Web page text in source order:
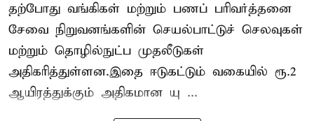
தற்போது வங்கிகள் மற்றும் பணப் பரிவர்த்தனை
சேவை நிறுவனங்களின் செயல்பாட்டுச் செலவுகள்
மற்றும் தொழில்நுட்ப முதலீடுகள்
அதிகரித்துள்ளன.இதை ஈடுகட்டும் வகையில் ரூ.2
ஆயிரத்துக்கும் அதிகமான யு ...